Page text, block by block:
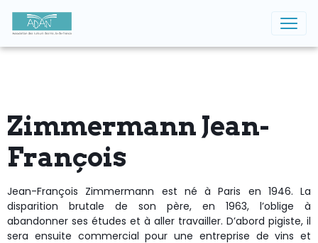
Zimmermann Jean-
François
Jean-François Zimmermann est né à Paris en 1946. La
disparition brutale de son père, en 1963, l’oblige à
abandonner ses études et à aller travailler. D’abord pigiste, il
sera ensuite commercial pour une entreprise de vins et